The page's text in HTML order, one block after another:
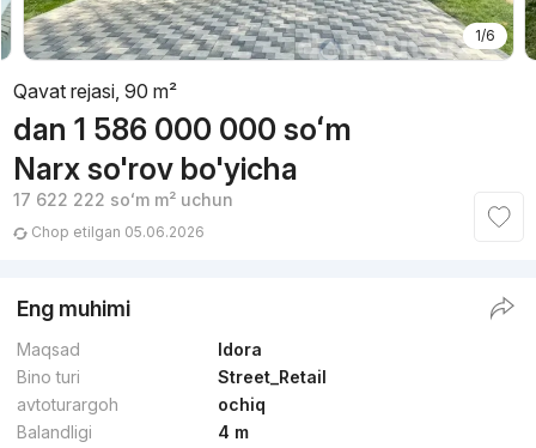
1/6
Qavat rejasi, 90 m²
dan 1 586 000 000 soʻm
Narx so'rov bo'yicha
17 622 222 soʻmm² uchun
Chop etilgan 05.06.2026
Eng muhimi
Maqsad
Idora
Bino turi
Street_Retail
avtoturargoh
ochiq
Balandligi
4 m